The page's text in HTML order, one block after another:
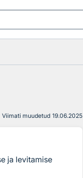
Viimati muudetud 19.06.2025
ja levitamise